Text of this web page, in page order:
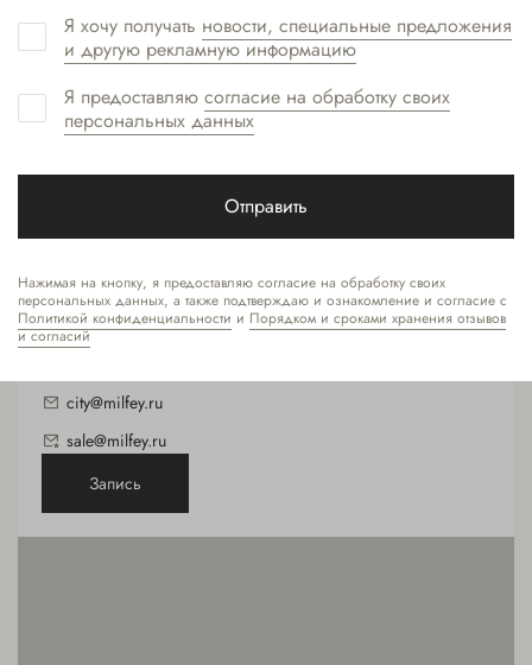
МОСКВА-
СИТИ
ХАМОВНИКИ
Москва-Сити
Пресненская набережная 8 стр.1, МФК Город
+7 (495) 477 59 02
city@milfey.ru
sale@milfey.ru
Запись
Я хочу получать новости, специальные предложения
и другую рекламную информацию
Я предоставляю согласие на обработку своих
персональных данных
Отправить
Нажимая на кнопку, я предоставляю согласие на обработку своих
персональных данных, а также подтверждаю и ознакомление и согласие с
Политикой конфиденциальности и Порядком и сроками хранения отзывов
и согласий